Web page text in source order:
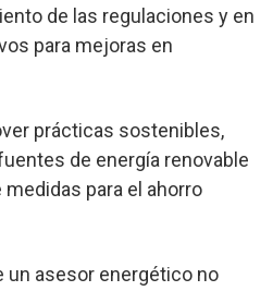
de las regulaciones y en
para mejoras en
prácticas sostenibles,
de energía renovable
para el ahorro
un asesor energético no